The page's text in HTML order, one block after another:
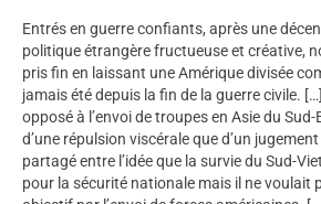
Entrés en guerre confiants, après une
politique étrangère fructueuse et créative,
pris fin en laissant une Amérique divisée
jamais été depuis la fin de la guerre civile.
opposé à l’envoi de troupes en Asie du
d’une répulsion viscérale que d’un
partagé entre l’idée que la survie du Sud-
pour la sécurité nationale mais il ne voulait